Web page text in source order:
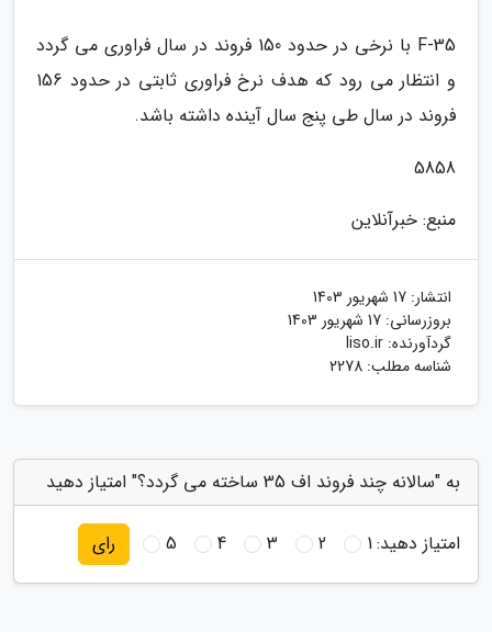
F-35 با نرخی در حدود 150 فروند در سال فراوری می گردد
و انتظار می رود که هدف نرخ فراوری ثابتی در حدود 156
فروند در سال طی پنج سال آینده داشته باشد.
5858
منبع: خبرآنلاین
انتشار: 17 شهریور 1403
بروزرسانی: 17 شهریور 1403
گردآورنده: liso.ir
شناسه مطلب: 2278
به "سالانه چند فروند اف 35 ساخته می گردد؟" امتیاز دهید
امتیاز دهید:1
2
3
4
5 رای